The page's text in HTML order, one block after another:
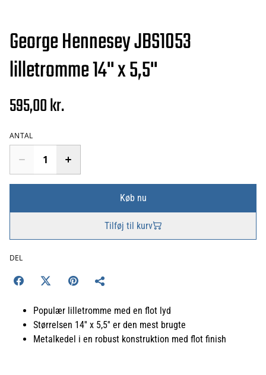
George Hennesey JBS1053
lilletromme 14'' x 5,5''
595,00 kr.
ANTAL
Køb nu
Tilføj til kurv
DEL
Populær lilletromme med en flot lyd
Størrelsen 14'' x 5,5'' er den mest brugte
Metalkedel i en robust konstruktion med flot finish